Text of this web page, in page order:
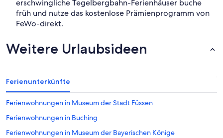
erschwingliche Tegelbergbahn-Ferienhäuser buche
früh und nutze das kostenlose Prämienprogramm von
FeWo-direkt.
Weitere Urlaubsideen
Ferienunterkünfte
Ferienwohnungen in Museum der Stadt Füssen
Ferienwohnungen in Buching
Ferienwohnungen in Museum der Bayerischen Könige